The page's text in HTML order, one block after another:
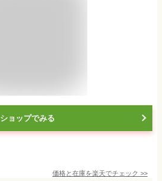
ショップでみる
価格と在庫を楽天でチェック >>